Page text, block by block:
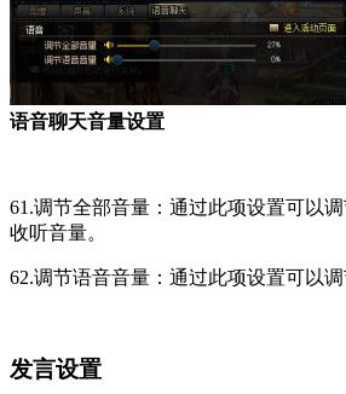
语音聊天音量设置
61.调节全部音量：通过此项设置可以
收听音量。
62.调节语音音量：通过此项设置可以调
发言设置